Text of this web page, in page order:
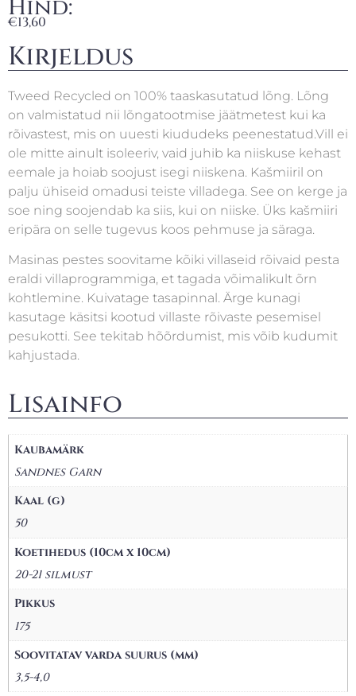
Hind:
€13,60
Kirjeldus
Tweed Recycled on 100% taaskasutatud lõng. Lõng
on valmistatud nii lõngatootmise jäätmetest kui ka
rõivastest, mis on uuesti kiududeks peenestatud.Vill ei
ole mitte ainult isoleeriv, vaid juhib ka niiskuse kehast
eemale ja hoiab soojust isegi niiskena. Kašmiiril on
palju ühiseid omadusi teiste villadega. See on kerge ja
soe ning soojendab ka siis, kui on niiske. Üks kašmiiri
eripära on selle tugevus koos pehmuse ja säraga.
Masinas pestes soovitame kõiki villaseid rõivaid pesta
eraldi villaprogrammiga, et tagada võimalikult õrn
kohtlemine. Kuivatage tasapinnal. Ärge kunagi
kasutage käsitsi kootud villaste rõivaste pesemisel
pesukotti. See tekitab hõõrdumist, mis võib kudumit
kahjustada.
Lisainfo
Kaubamärk
Sandnes Garn
Kaal (g)
50
Koetihedus (10cm x 10cm)
20-21 silmust
Pikkus
175
Soovitatav varda suurus (mm)
3,5-4,0